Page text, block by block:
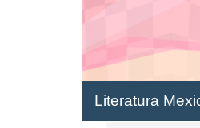
Literatura